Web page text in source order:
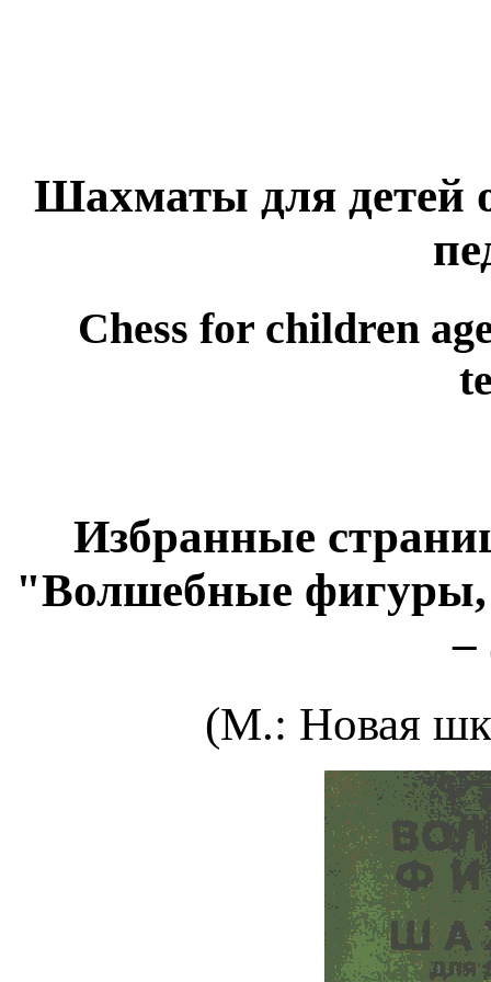
Шахматы для детей
Chess for children
Избранные
"Волшебные
–
(М.: Новая